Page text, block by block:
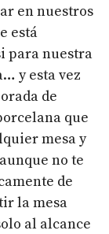
en nuestros
está
para nuestra
y esta vez
de
que
mesa y
no te
de
la mesa
al alcance